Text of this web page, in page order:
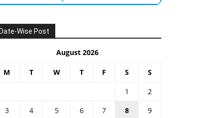
Wise Post
August 2026
M T W T F S S
1
2
3
4 5 6 7 8
9